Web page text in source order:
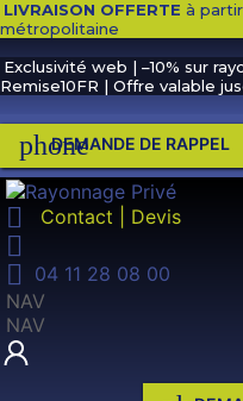
LIVRAISON OFFERTE à
métropolitaine
Exclusivité web | –10% sur
Remise10FR | Offre valable
phone
DEMANDE DE RAPPEL
 Contact | Devis


04 11 28 08 00
NAV
NAV